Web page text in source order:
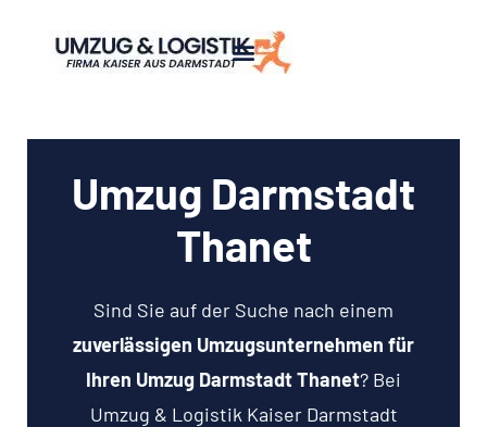
Umzug Darmstadt
Thanet
Sind Sie auf der Suche nach einem
zuverlässigen Umzugsunternehmen für
Ihren Umzug Darmstadt Thanet? Bei
Umzug & Logistik Kaiser Darmstadt